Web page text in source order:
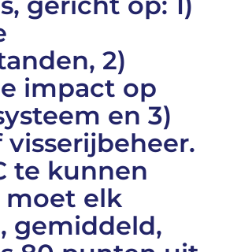
2)
impact op
en 3)
te kunnen
moet elk
gemiddeld,